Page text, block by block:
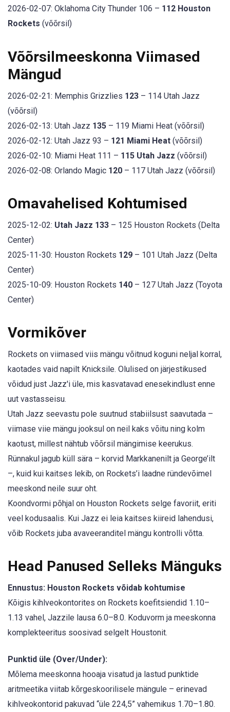
2026-02-07: Oklahoma City Thunder 106 – 112 Houston
Rockets (võõrsil)
Võõrsilmeeskonna Viimased
Mängud
2026-02-21: Memphis Grizzlies 123 – 114 Utah Jazz
(võõrsil)
2026-02-13: Utah Jazz 135 – 119 Miami Heat (võõrsil)
2026-02-12: Utah Jazz 93 – 121 Miami Heat (võõrsil)
2026-02-10: Miami Heat 111 – 115 Utah Jazz (võõrsil)
2026-02-08: Orlando Magic 120 – 117 Utah Jazz (võõrsil)
Omavahelised Kohtumised
2025-12-02: Utah Jazz 133 – 125 Houston Rockets (Delta
Center)
2025-11-30: Houston Rockets 129 – 101 Utah Jazz (Delta
Center)
2025-10-09: Houston Rockets 140 – 127 Utah Jazz (Toyota
Center)
Vormikõver
Rockets on viimased viis mängu võitnud koguni neljal korral,
kaotades vaid napilt Knicksile. Olulised on järjestikused
võidud just Jazz'i üle, mis kasvatavad enesekindlust enne
uut vastasseisu.
Utah Jazz seevastu pole suutnud stabiilsust saavutada –
viimase viie mängu jooksul on neil kaks võitu ning kolm
kaotust, millest nähtub võõrsil mängimise keerukus.
Rünnakul jagub küll sära – korvid Markkanenilt ja George’ilt
–, kuid kui kaitses lekib, on Rockets’i laadne ründevõimel
meeskond neile suur oht.
Koondvormi põhjal on Houston Rockets selge favoriit, eriti
veel kodusaalis. Kui Jazz ei leia kaitses kiireid lahendusi,
võib Rockets juba avaveeranditel mängu kontrolli võtta.
Head Panused Selleks Mänguks
Ennustus: Houston Rockets võidab kohtumise
Kõigis kihlveokontorites on Rockets koefitsiendid 1.10–
1.13 vahel, Jazzile lausa 6.0–8.0. Koduvorm ja meeskonna
komplekteeritus soosivad selgelt Houstonit.
Punktid üle (Over/Under):
Mõlema meeskonna hooaja visatud ja lastud punktide
aritmeetika viitab kõrgeskoorilisele mängule – erinevad
kihlveokontorid pakuvad “üle 224,5” vahemikus 1.70–1.80.